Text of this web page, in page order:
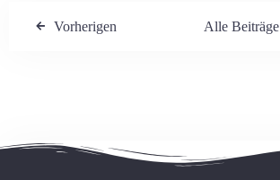
Vorherigen Alle Beiträge